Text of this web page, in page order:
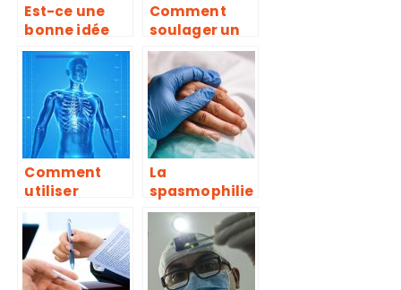
Est-ce une
bonne idée
d’acheter un
bonnet
chimio?
Comment
soulager un
état de stress
Comment
utiliser
correctement
son produit ?
La
spasmophilie
est-elle une
maladie ?